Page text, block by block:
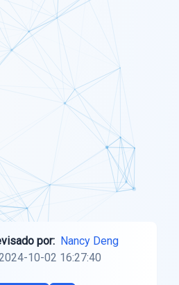
por: Nancy Deng
10-02 16:27:40